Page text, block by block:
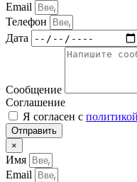
Email
Телефон
Дата
Сообщение
Соглашение
Я согласен с
Отправить
×
Имя
Email